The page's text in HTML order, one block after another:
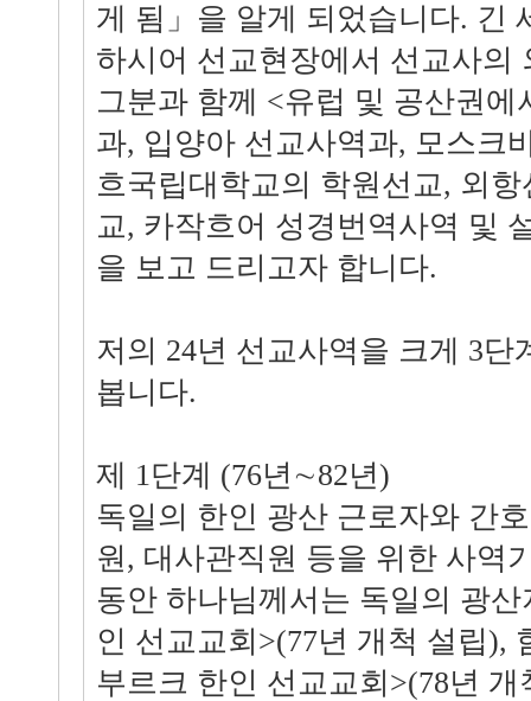
게 됨」을 알게 되었습니다. 긴
하시어 선교현장에서 선교사의
그분과 함께 <유럽 및 공산권에
과, 입양아 선교사역과, 모스크
흐국립대학교의 학원선교, 외
교, 카작흐어 성경번역사역 및
을 보고 드리고자 합니다.
저의 24년 선교사역을 크게 3단
봅니다.
제 1단계 (76년∼82년)
독일의 한인 광산 근로자와 간
원, 대사관직원 등을 위한 사역
동안 하나님께서는 독일의 광
인 선교교회>(77년 개척 설립),
부르크 한인 선교교회>(78년